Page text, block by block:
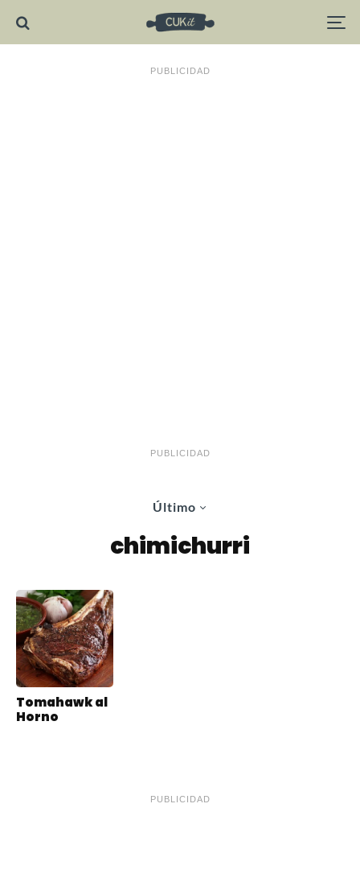
PUBLICIDAD
PUBLICIDAD
Último
chimichurri
Tomahawk al
Horno
PUBLICIDAD